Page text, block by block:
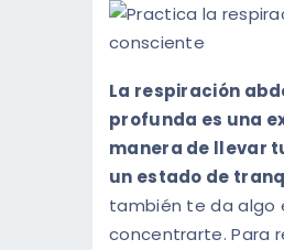
La respiración
profunda es una
manera de llevar
un estado de
también te da algo
concentrarte. Para